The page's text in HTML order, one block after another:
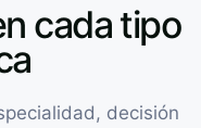
cada tipo
decisión